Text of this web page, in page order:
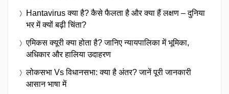
Hantavirus क्या है? कैसे फैलता है और क्या हैं लक्षण – दुनिया
भर में क्यों बढ़ी चिंता?
एमिकस क्यूरी क्या होता है? जानिए न्यायपालिका में भूमिका,
अधिकार और हालिया उदाहरण
लोकसभा Vs विधानसभा: क्या है अंतर? जानें पूरी जानकारी
आसान भाषा में